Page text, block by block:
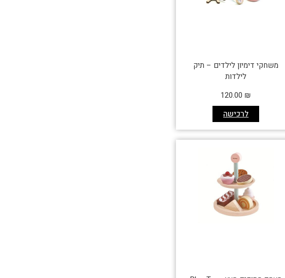
משחקי דימיון לילדים – תיק
לילדות
לרכישה
120.00 ₪